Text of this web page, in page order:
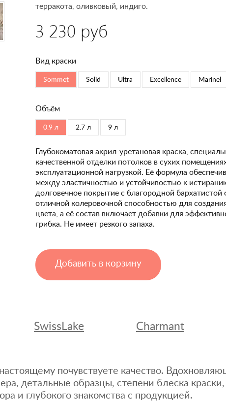
терракота, оливковый, индиго.
3 230 руб
Вид краски
Sommet Solid Ultra Excellence Marinel
Объём
0.9 л 2.7 л 9 л
Глубокоматовая акрил-уретановая краска,
качественной отделки потолков в сухих
эксплуатационной нагрузкой. Её формула
между эластичностью и устойчивостью к
долговечное покрытие с благородной бархатистой
отличной колеровочной способностью для
цвета, а её состав включает добавки для
грибка. Не имеет резкого запаха.
Добавить в корзину
SwissLake Charmant
почувствуете качество.
детальные образцы, степени блеска
и глубокого знакомства с продукцией.